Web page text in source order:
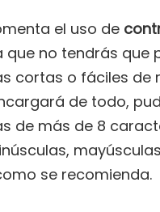
el uso de
que no tendrás que
cortas o fáciles de
de todo,
de más de 8
se recomienda.